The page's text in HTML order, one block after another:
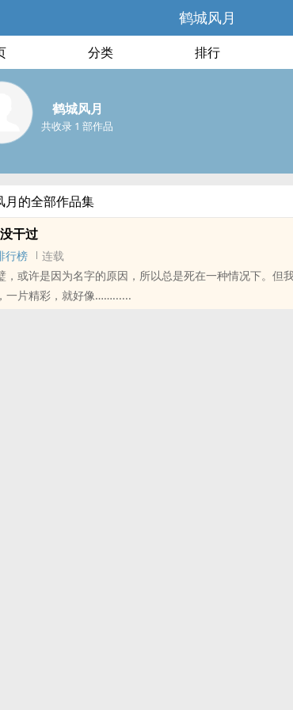
鹤城风月
分类 排行
鹤城风月
共收录 1 部作品
月的全部作品集
干过
行榜
连载
，或许是因为名字的原因，所以总是死在一种情况下。但
一片精彩，就好像……......